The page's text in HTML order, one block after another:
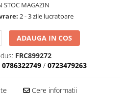
STOC MAGAZIN
2 - 3 zile lucratoare
ADAUGA IN COS
FRC899272
0786322749 / 0723479263
Cere informatii